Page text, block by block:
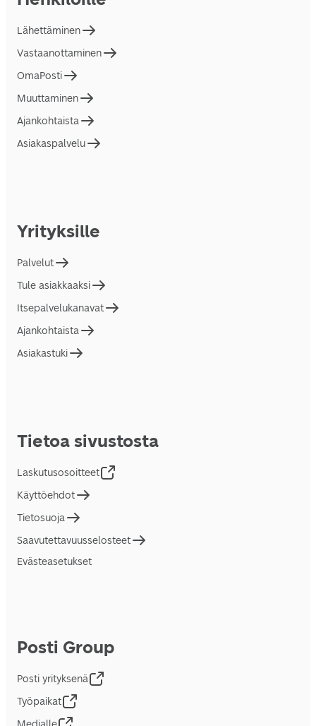
Lähettäminen
Vastaanottaminen
OmaPosti
Muuttaminen
Ajankohtaista
Asiakaspalvelu
Yrityksille
Palvelut
Tule asiakkaaksi
Itsepalvelukanavat
Ajankohtaista
Asiakastuki
Tietoa sivustosta
Laskutusosoitteet
Käyttöehdot
Tietosuoja
Saavutettavuusselosteet
Evästeasetukset
Posti Group
Posti yrityksenä
Työpaikat